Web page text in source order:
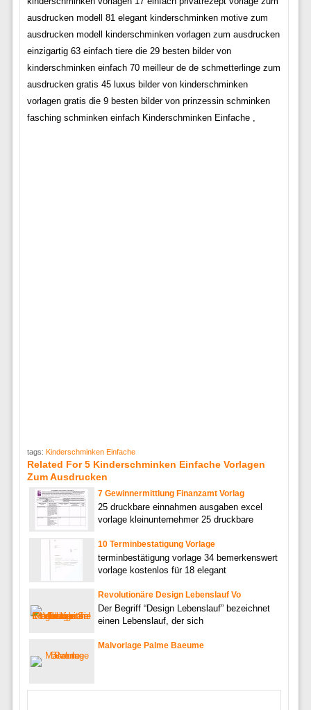
ausdrucken modell 81 elegant kinderschminken motive zum
ausdrucken modell kinderschminken vorlagen zum ausdrucken
einzigartig 63 einfach tiere die 29 besten bilder von
kinderschminken einfach 70 meilleur de de schmetterlinge zum
ausdrucken gratis 45 luxus bilder von kinderschminken
vorlagen gratis die 9 besten bilder von prinzessin schminken
fasching schminken einfach Kinderschminken Einfache ,
tags: Kinderschminken Einfache
Related For 5 Kinderschminken Einfache Vorlagen
Zum Ausdrucken
7 Gewinnermittlung Finanzamt Vorlag
25 druckbare einnahmen ausgaben excel
vorlage kleinunternehmer 25 druckbare
10 Terminbestatigung Vorlage
terminbestätigung vorlage 34 bemerkenswert
vorlage kostenlos für 18 elegant
Revolutionäre Design Lebenslauf Vo
Der Begriff “Design Lebenslauf” bezeichnet
einen Lebenslauf, der sich
Malvorlage Palme Baeume